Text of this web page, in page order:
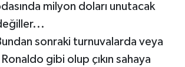
milyon doları unutacak
sonraki turnuvalarda veya
gibi olup çıkın sahaya